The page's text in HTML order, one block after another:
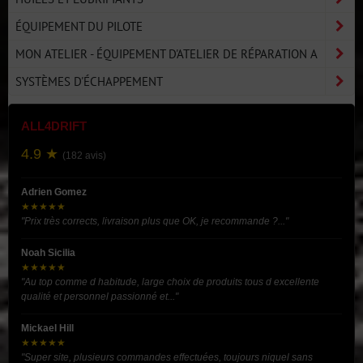
ÉQUIPEMENT DU PILOTE
MON ATELIER - ÉQUIPEMENT D'ATELIER DE RÉPARATION A
SYSTÈMES D'ÉCHAPPEMENT
ALL4DRIFT
4.9 ★ (182 avis)
Adrien Gomez
★★★★★
"Prix très corrects, livraison plus que OK, je recommande ?..."
Noah Sicilia
★★★★★
"Au top comme d habitude, large choix de produits tous d excellente
qualité et personnel passionné et..."
Mickael Hill
★★★★★
"Super site, plusieurs commandes effectuées, toujours niquel sans